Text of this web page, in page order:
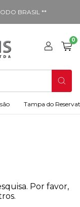
BRASIL **
0
Tampa do
Por favor,